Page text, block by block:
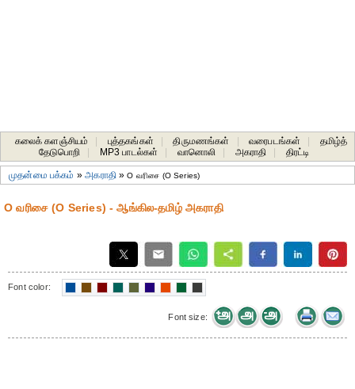
கலைக் களஞ்சியம் புத்தகங்கள் திருமணங்கள் வரைபடங்கள்
தமிழ்த்
தேடுபொறி
MP3 பாடல்கள் வானொலி அகராதி திரட்டி
முதன்மை பக்கம் »அகராதி»O வரிசை (O Series)
O வரிசை (O Series) - ஆங்கில-தமிழ் அகராதி
Font color:
Font size: